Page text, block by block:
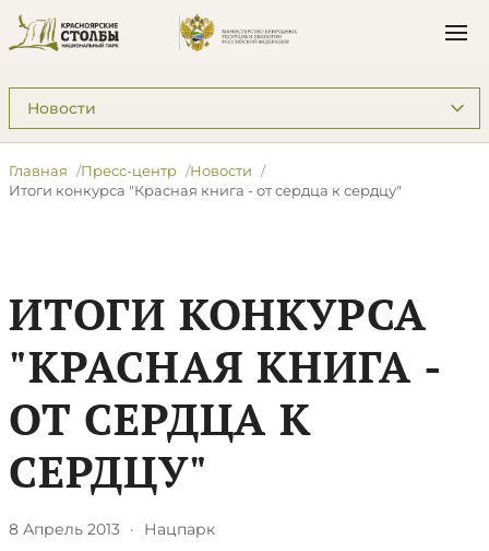
Подразделы: Пресс-центр
Главная Пресс-центр
Новости
Итоги конкурса "Красная книга - от сердца к сердцу"
ИТОГИ КОНКУРСА
"КРАСНАЯ КНИГА -
ОТ СЕРДЦА К
СЕРДЦУ"
8 Апрель 2013 · Нацпарк